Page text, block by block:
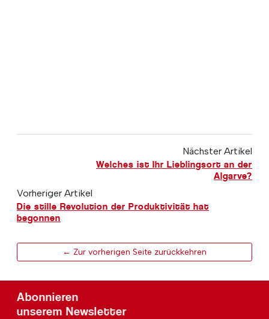
Nächster Artikel
Welches ist Ihr Lieblingsort an der
Algarve?
Vorheriger Artikel
Die stille Revolution der Produktivität hat
begonnen
← Zur vorherigen Seite zurückkehren
Abonnieren
unserem Newsletter